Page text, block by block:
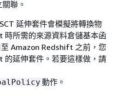
聯。
延伸套件會模擬將轉換物
所需的來源資料倉儲基本函
Amazon Redshift 之前，您
延伸套件。若要這樣做，請
動作。